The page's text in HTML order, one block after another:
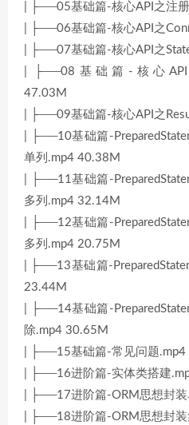
| ├──05基础篇-核心API之注
| ├──06基础篇-核心API之
| ├──07基础篇-核心API之
| ├──08基础篇-核心API
47.03M
| ├──09基础篇-核心API之
| ├──10基础篇-
单列.mp4 40.38M
| ├──11基础篇-
多列.mp4 32.14M
| ├──12基础篇-
多列.mp4 20.75M
| ├──13基础篇-
23.44M
| ├──14基础篇-
除.mp4 30.65M
| ├──15基础篇-常见问题
| ├──16进阶篇-实体类搭建
| ├──17进阶篇-ORM思想封
| ├──18进阶篇-ORM思想封